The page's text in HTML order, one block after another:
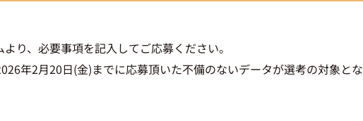
り、必要事項を記入してご応募ください。
年2月20日(金)までに応募頂いた不備のないデータが選考の対象とな